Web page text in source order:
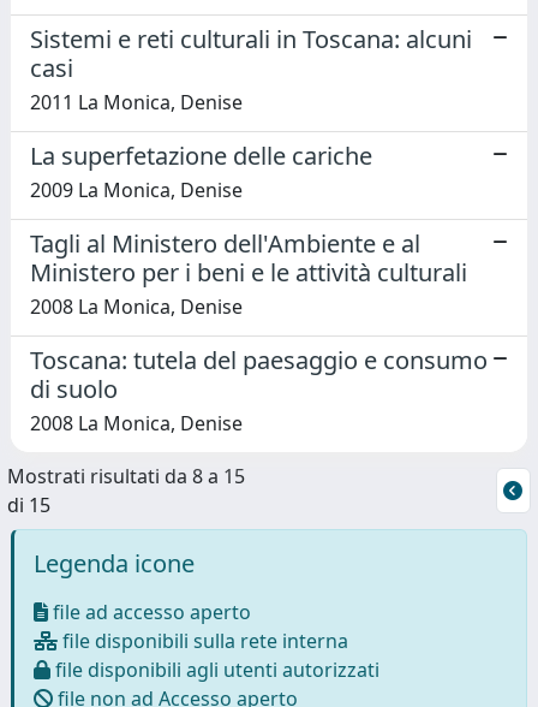
Sistemi e reti culturali in Toscana: alcuni
casi
2011 La Monica, Denise
La superfetazione delle cariche
2009 La Monica, Denise
Tagli al Ministero dell'Ambiente e al
Ministero per i beni e le attività culturali
2008 La Monica, Denise
Toscana: tutela del paesaggio e consumo
di suolo
2008 La Monica, Denise
Mostrati risultati da 8 a 15
di 15
Legenda icone
file ad accesso aperto
file disponibili sulla rete interna
file disponibili agli utenti autorizzati
file non ad Accesso aperto